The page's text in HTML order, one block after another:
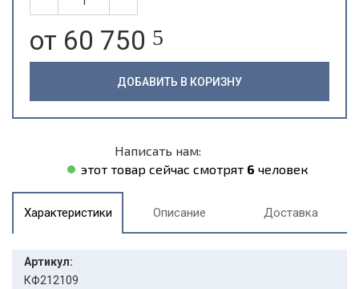
от 60 750 5
ДОБАВИТЬ В КОРИЗНУ
Написать нам:
этот товар сейчас смотрят 6 человек
Характеристики Описание Доставка
Артикул:
КФ212109